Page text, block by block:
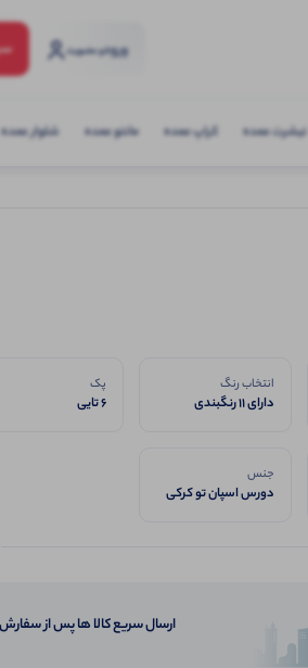
ورودو عضویت
تیشرت عمده کراپ عمده مانتو عمده شلوار عمده
انتخاب رنگ
دارای 11 رنگبندی
پک
6 تایی
جنس
دورس اسپان تو کرکی
ارسال سریع کالا ها پس از سفارش